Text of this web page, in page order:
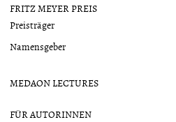
FRITZ MEYER PREIS
Preisträger
Namensgeber
MEDAON LECTURES
FÜR AUTORINNEN